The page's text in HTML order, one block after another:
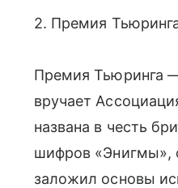
2. Премия
Премия Тьюринга
вручает
названа в честь
шифров «Энигмы»,
заложил основы